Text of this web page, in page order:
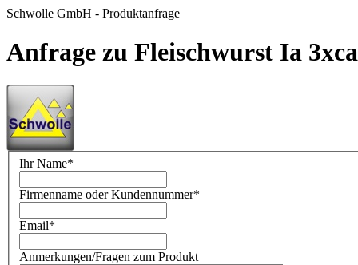
Schwolle GmbH - Produktanfrage
Anfrage zu Fleischwurst Ia
Ihr Name*
Firmenname oder Kundennummer*
Email*
Anmerkungen/Fragen zum Produkt